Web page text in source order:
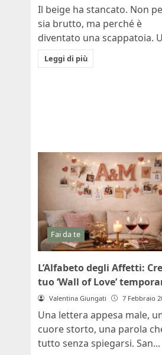
Il beige ha stancato. Non
sia brutto, ma perché è
diventato una scappatoia.
Leggi di più
Fai da te
L’Alfabeto degli Affetti:
tuo ‘Wall of Love’
Valentina Giungati 7 Febbraio
Una lettera appesa male,
cuore storto, una parola
tutto senza spiegarsi. San...